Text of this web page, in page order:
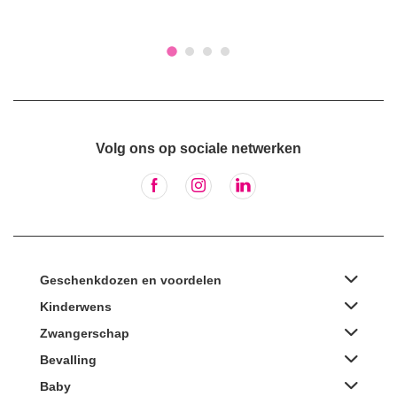
Volg ons op sociale netwerken
Geschenkdozen en voordelen
Kinderwens
Zwangerschap
Bevalling
Baby